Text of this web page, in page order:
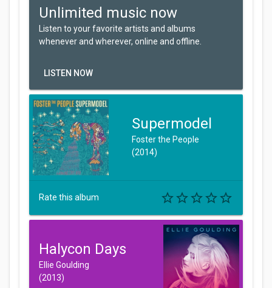
Unlimited music now
Listen to your favorite artists and albums
whenever and wherever, online and offline.
LISTEN NOW
Supermodel
Foster the People
(2014)
Rate this album star_borderstar_borderstar_borderstar_borderstar_border
Halycon Days
Ellie Goulding
(2013)